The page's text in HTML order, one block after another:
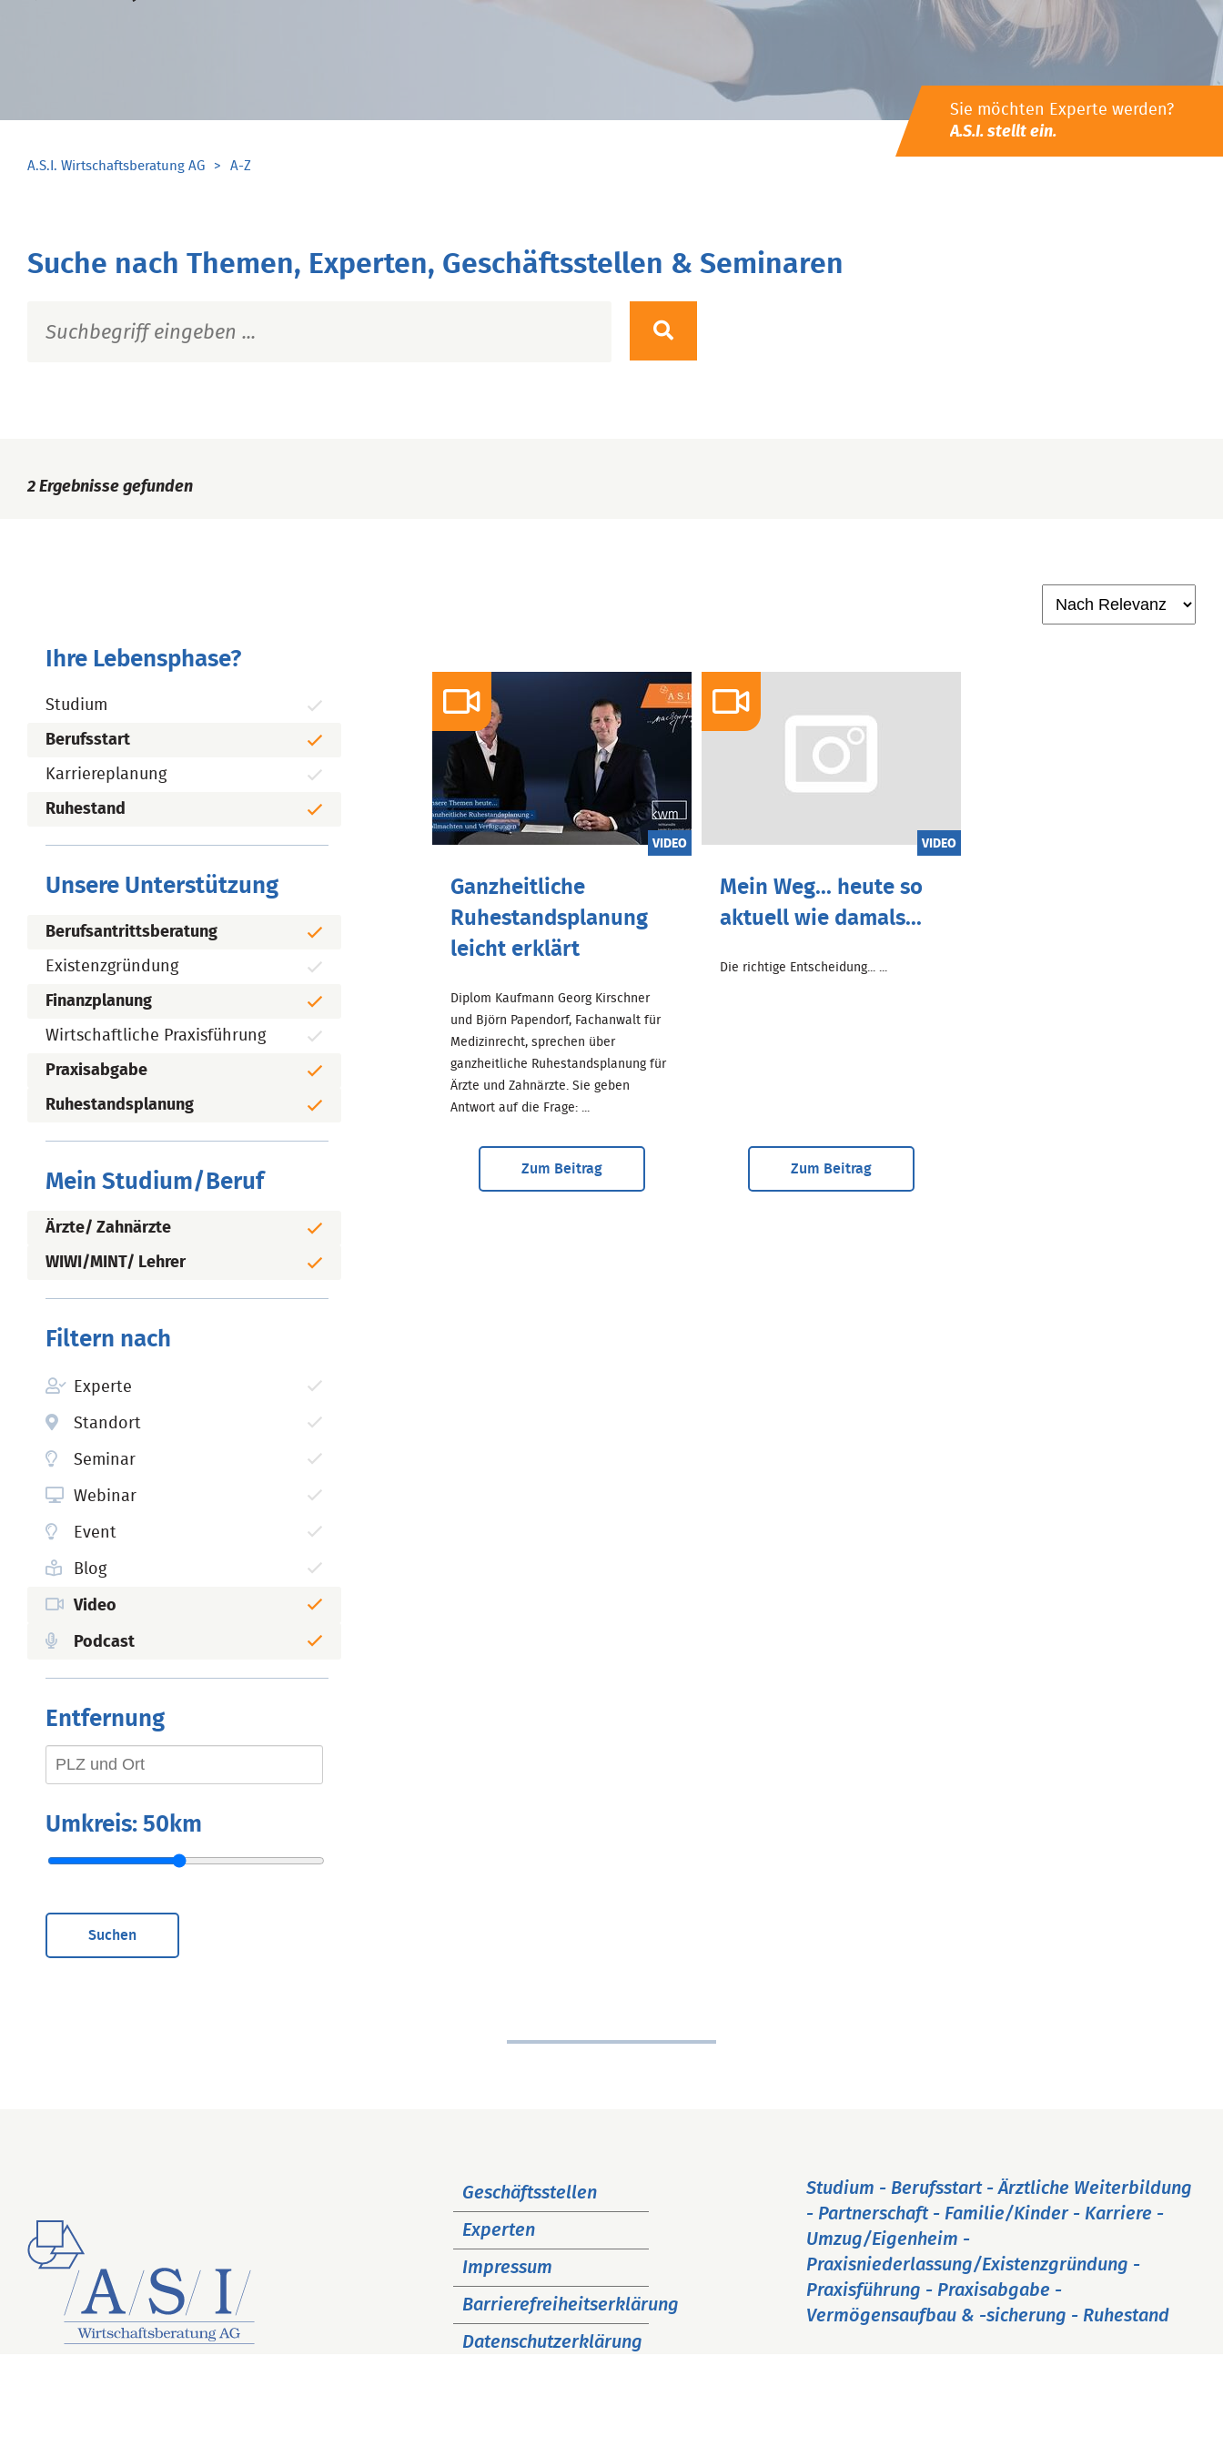
Sie möchten Experte werden?
A.S.I. stellt ein.
A.S.I. Wirtschaftsberatung AG A-Z
Suche nach Themen, Experten, Geschäftsstellen & Seminaren
2 Ergebnisse gefunden
Ihre Lebensphase?
Studium
Berufsstart
Karriereplanung
Ruhestand
Unsere Unterstützung
Berufsantrittsberatung
Existenzgründung
Finanzplanung
Wirtschaftliche Praxisführung
Praxisabgabe
Ruhestandsplanung
Mein Studium/Beruf
Ärzte/ Zahnärzte
WIWI/MINT/ Lehrer
Filtern nach
Experte
Standort
Seminar
Webinar
Event
Blog
Video
Podcast
Entfernung
Umkreis: 50km
Suchen
VIDEO
Ganzheitliche
Ruhestandsplanung
leicht erklärt
Diplom Kaufmann Georg Kirschner
und Björn Papendorf, Fachanwalt für
Medizinrecht, sprechen über
ganzheitliche Ruhestandsplanung für
Ärzte und Zahnärzte. Sie geben
Antwort auf die Frage: ...
Zum Beitrag
VIDEO
Mein Weg... heute so
aktuell wie damals...
Die richtige Entscheidung... ...
Zum Beitrag
überspringen
Geschäftsstellen
Experten
Impressum
Barrierefreiheitserklärung
Datenschutzerklärung
Studium - Berufsstart - Ärztliche Weiterbildung
- Partnerschaft - Familie/Kinder - Karriere -
Umzug/Eigenheim -
Praxisniederlassung/Existenzgründung -
Praxisführung - Praxisabgabe -
Vermögensaufbau & -sicherung - Ruhestand